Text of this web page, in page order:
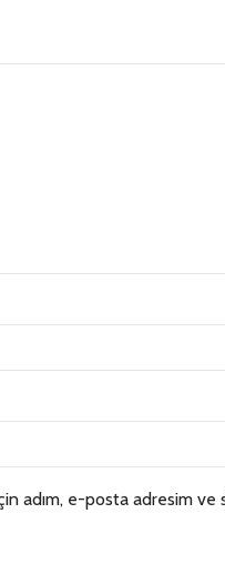
adım, e-posta adresim